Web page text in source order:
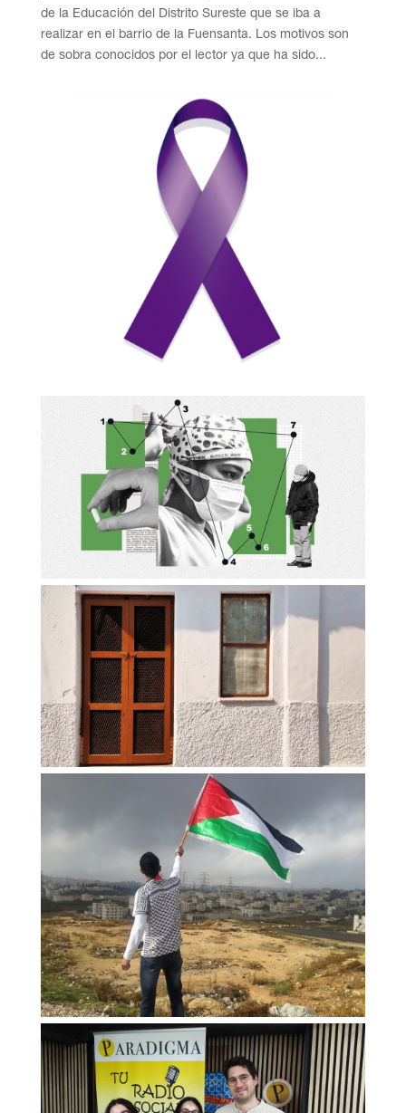
de la Educación del Distrito Sureste que se iba a
realizar en el barrio de la Fuensanta. Los motivos son
de sobra conocidos por el lector ya que ha sido...